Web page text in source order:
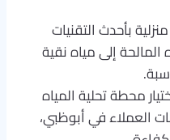
بأحدث التقنيات
المالحة إلى مياه نقية
محطة تحلية المياه
العملاء في أبوظبي،